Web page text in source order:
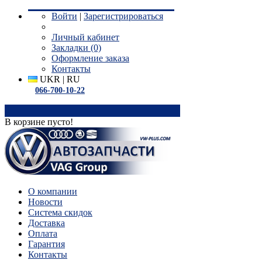
Войти | Зарегистрироваться
Личный кабинет
Закладки (0)
Оформление заказа
Контакты
UKR | RU
066-700-10-22
В корзине пусто!
О компании
Новости
Система скидок
Доставка
Оплата
Гарантия
Контакты